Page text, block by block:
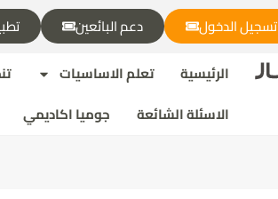
تسجيل الدخول دعم البائعين
الرئيسية
تعلم الاساسيات
الاسئلة الشائعة
جوميا اكاديمي